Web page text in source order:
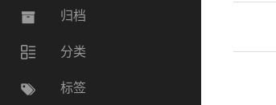
归档
分类
标签